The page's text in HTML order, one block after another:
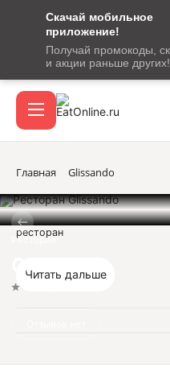
Скачай мобильное
приложение!
Получай промокоды,
и акции раньше других!
сообщение
кодом
подтверждения
Вход / регистрация
Акции
Главная Glissando
Ресторан
Glissando
ресторан
Читать дальше